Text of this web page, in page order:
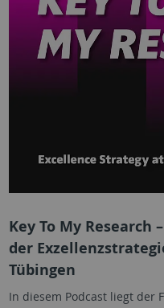
Key To My Research
der
Tübingen
In diesem Podcast liegt der